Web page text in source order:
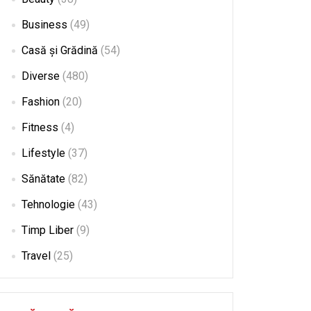
Business (49)
Casă și Grădină (54)
Diverse (480)
Fashion (20)
Fitness (4)
Lifestyle (37)
Sănătate (82)
Tehnologie (43)
Timp Liber (9)
Travel (25)